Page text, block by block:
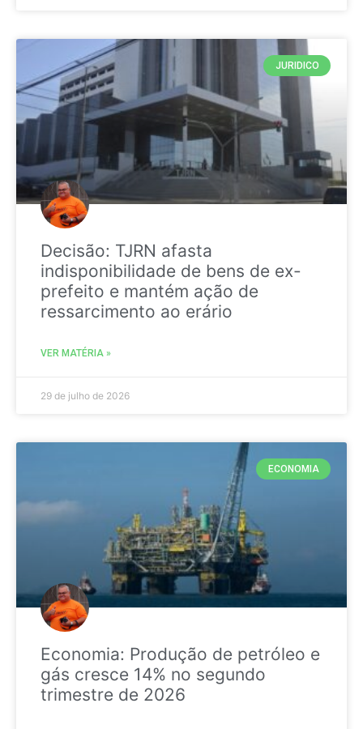
JURIDICO
Decisão: TJRN afasta
indisponibilidade de bens de ex-
prefeito e mantém ação de
ressarcimento ao erário
VER MATÉRIA »
29 de julho de 2026
ECONOMIA
Economia: Produção de petróleo e
gás cresce 14% no segundo
trimestre de 2026